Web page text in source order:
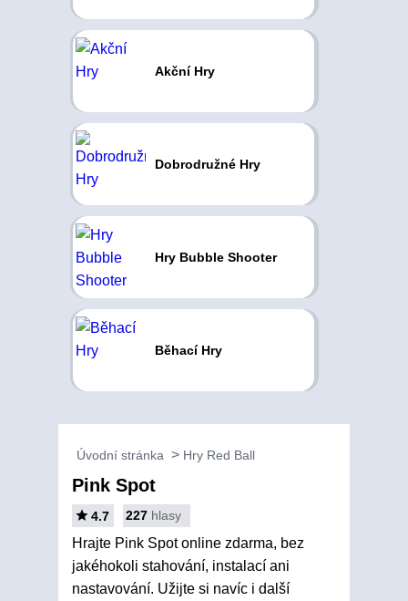
Akční Hry
Dobrodružné Hry
Hry Bubble Shooter
Běhací Hry
Úvodní stránka Hry Red Ball
Pink Spot
4.7 227 hlasy
Hrajte Pink Spot online zdarma, bez
jakéhokoli stahování, instalací ani
nastavování. Užijte si navíc i další